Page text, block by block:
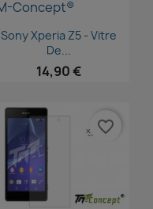
Aperçu rapide
Sony Xperia Z5 - Vitre
De...
14,90 €
favorite_border